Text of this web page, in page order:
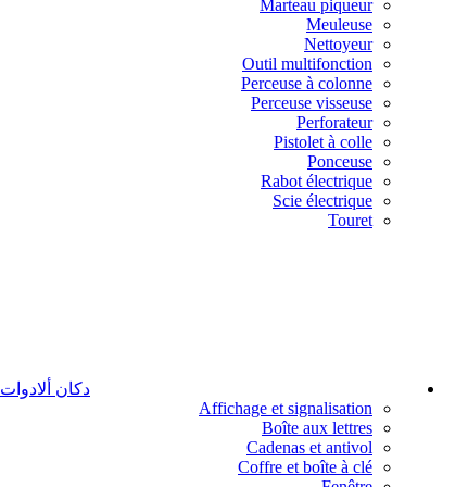
Marteau piqueur
Meuleuse
Nettoyeur
Outil multifonction
Perceuse à colonne
Perceuse visseuse
Perforateur
Pistolet à colle
Ponceuse
Rabot électrique
Scie électrique
Touret
دكان ألادوات
Affichage et signalisation
Boîte aux lettres
Cadenas et antivol
Coffre et boîte à clé